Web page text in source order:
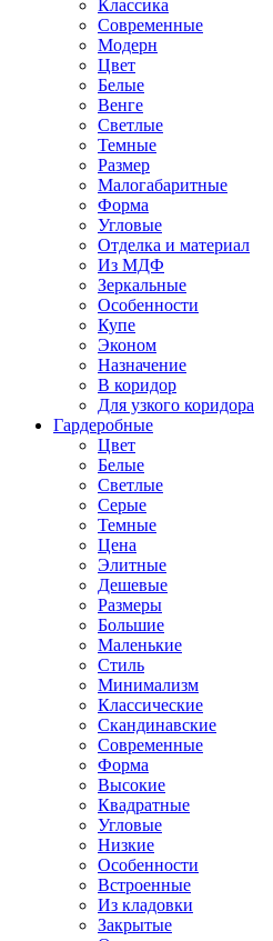
Классика
Современные
Модерн
Цвет
Белые
Венге
Светлые
Темные
Размер
Малогабаритные
Форма
Угловые
Отделка и материал
Из МДФ
Зеркальные
Особенности
Купе
Эконом
Назначение
В коридор
Для узкого коридора
Гардеробные
Цвет
Белые
Светлые
Серые
Темные
Цена
Элитные
Дешевые
Размеры
Большие
Маленькие
Стиль
Минимализм
Классические
Скандинавские
Современные
Форма
Высокие
Квадратные
Угловые
Низкие
Особенности
Встроенные
Из кладовки
Закрытые